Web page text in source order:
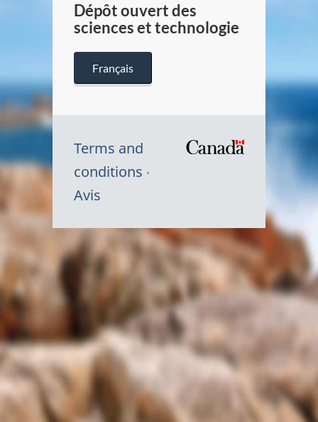
Dépôt ouvert des
sciences et technologie
Français
Terms and
conditions
Avis
Symbole
du
Canada